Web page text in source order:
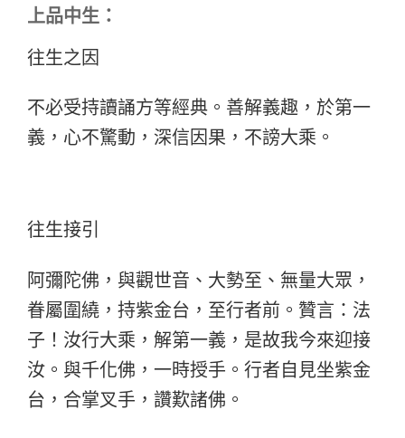
上品中生：
往生之因
不必受持讀誦方等經典。善解義趣，於第一
義，心不驚動，深信因果，不謗大乘。
往生接引
阿彌陀佛，與觀世音、大勢至、無量大眾，
眷屬圍繞，持紫金台，至行者前。贊言：法
子！汝行大乘，解第一義，是故我今來迎接
汝。與千化佛，一時授手。行者自見坐紫金
台，合掌叉手，讚歎諸佛。